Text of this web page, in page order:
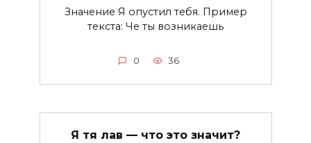
Значение Я опустил тебя. Пример
текста: Че ты возникаешь
0 36
Я тя лав — что это значит?